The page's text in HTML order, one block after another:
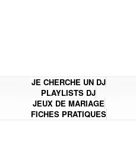
JE CHERCHE UN DJ
PLAYLISTS DJ
JEUX DE MARIAGE
FICHES PRATIQUES